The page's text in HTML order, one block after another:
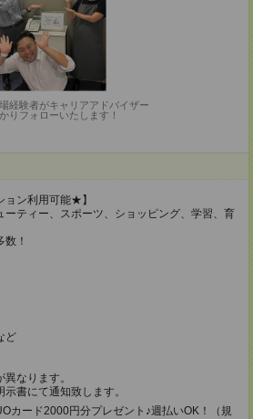
経験者がキャリアアドバイザー
りフォローいたします！
ョン利用可能★】
ーティー、スポーツ、ショッピング、学習、育
！
ど
なります。
書にて通知致します。
カード2000円分プレゼント♪週払いOK！（規